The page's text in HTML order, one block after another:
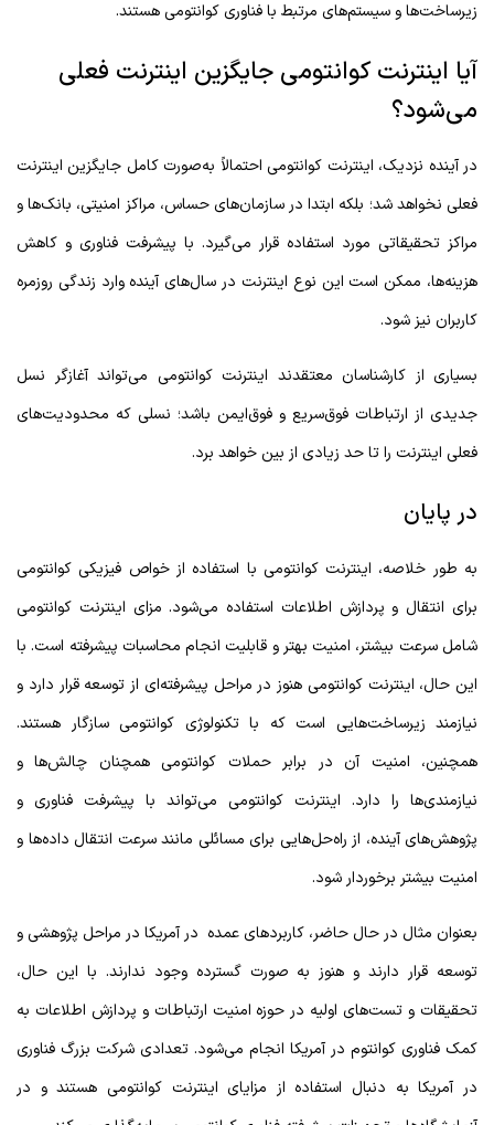
زیرساخت‌ها و سیستم‌های مرتبط با فناوری کوانتومی هستند.
آیا اینترنت کوانتومی جایگزین اینترنت فعلی
می‌شود؟
در آینده نزدیک، اینترنت کوانتومی احتمالاً به‌صورت کامل جایگزین اینترنت
فعلی نخواهد شد؛ بلکه ابتدا در سازمان‌های حساس، مراکز امنیتی، بانک‌ها و
مراکز تحقیقاتی مورد استفاده قرار می‌گیرد. با پیشرفت فناوری و کاهش
هزینه‌ها، ممکن است این نوع اینترنت در سال‌های آینده وارد زندگی روزمره
کاربران نیز شود.
بسیاری از کارشناسان معتقدند اینترنت کوانتومی می‌تواند آغازگر نسل
جدیدی از ارتباطات فوق‌سریع و فوق‌ایمن باشد؛ نسلی که محدودیت‌های
فعلی اینترنت را تا حد زیادی از بین خواهد برد.
در پایان
به طور خلاصه، اینترنت کوانتومی با استفاده از خواص فیزیکی کوانتومی
برای انتقال و پردازش اطلاعات استفاده می‌شود. مزای اینترنت کوانتومی
شامل سرعت بیشتر، امنیت بهتر و قابلیت انجام محاسبات پیشرفته است. با
این حال، اینترنت کوانتومی هنوز در مراحل پیشرفته‌ای از توسعه قرار دارد و
نیازمند زیرساخت‌هایی است که با تکنولوژی کوانتومی سازگار هستند.
همچنین، امنیت آن در برابر حملات کوانتومی همچنان چالش‌ها و
نیازمندی‌ها را دارد. اینترنت کوانتومی می‌تواند با پیشرفت فناوری و
پژوهش‌های آینده، از راه‌حل‌هایی برای مسائلی مانند سرعت انتقال داده‌ها و
امنیت بیشتر برخوردار شود.
بعنوان مثال در حال حاضر، کاربرد‌های عمده در آمریکا در مراحل پژوهشی و
توسعه قرار دارند و هنوز به صورت گسترده وجود ندارند. با این حال،
تحقیقات و تست‌های اولیه در حوزه امنیت ارتباطات و پردازش اطلاعات به
کمک فناوری کوانتوم در آمریکا انجام می‌شود. تعدادی شرکت بزرگ فناوری
در آمریکا به دنبال استفاده از مزایای اینترنت کوانتومی هستند و در